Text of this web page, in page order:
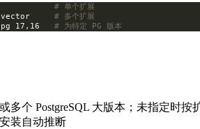
citus # 单个扩展
# 多个扩展
pg 17,16 # 为特定 PG 版本
多个 PostgreSQL 大版本；未指定时按
装自动推断